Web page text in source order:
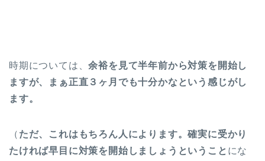
時期については、余裕を見て半年前から対策を開始し
ますが、まぁ正直３ヶ月でも十分かなという感じがし
ます。
（ ただ、これはもちろん人によります。確実に受かり
たければ早目に対策を開始しましょうということ にな